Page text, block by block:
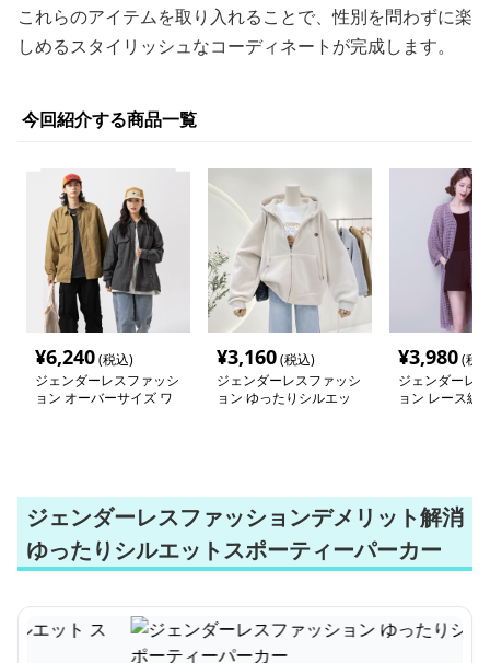
これらのアイテムを取り入れることで、性別を問わずに楽
しめるスタイリッシュなコーディネートが完成します。
今回紹介する商品一覧
¥6,240(税込)
ジェンダーレスファッシ
ョン オーバーサイズ ワ
¥3,160(税込)
ジェンダーレスファッシ
ョン ゆったりシルエッ
¥3,980(税
ジェンダーレ
ョン レース編
ジェンダーレスファッションデメリット解消
ゆったりシルエットスポーティーパーカー